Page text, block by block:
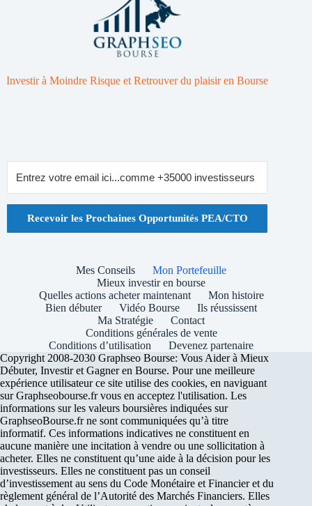
Investir à Moindre Risque et Retrouver du plaisir en Bourse
Recevoir les Prochaines Opportunités PEA/CTO
Mes Conseils
Mon Portefeuille
Mieux investir en bourse
Quelles actions acheter maintenant
Mon histoire
Bien débuter
Vidéo Bourse
Ils réussissent
Ma Stratégie
Contact
Conditions générales de vente
Conditions d’utilisation
Devenez partenaire
Copyright 2008-2030 Graphseo Bourse: Vous Aider à Mieux
Débuter, Investir et Gagner en Bourse. Pour une meilleure
expérience utilisateur ce site utilise des cookies, en naviguant
sur Graphseobourse.fr vous en acceptez l'utilisation. Les
informations sur les valeurs boursières indiquées sur
GraphseoBourse.fr ne sont communiquées qu’à titre
informatif. Ces informations indicatives ne constituent en
aucune manière une incitation à vendre ou une sollicitation à
acheter. Elles ne constituent qu’une aide à la décision pour les
investisseurs. Elles ne constituent pas un conseil
d’investissement au sens du Code Monétaire et Financier et du
règlement général de l’Autorité des Marchés Financiers. Elles